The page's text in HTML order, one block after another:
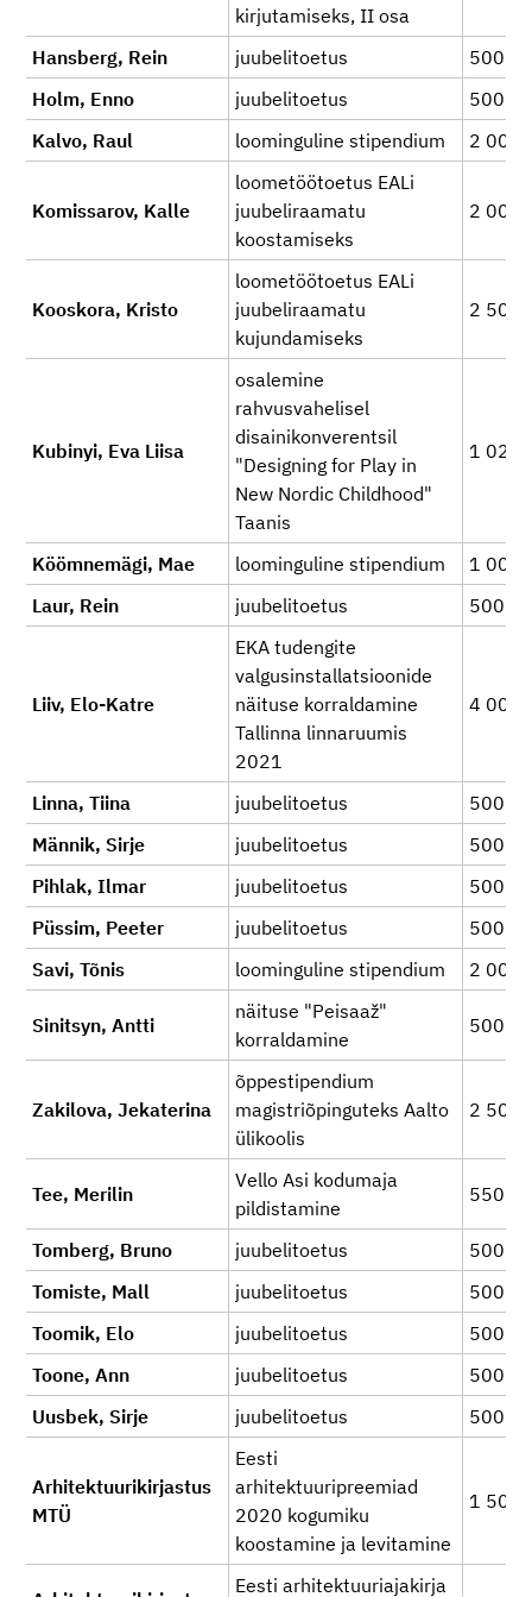
kirjutamiseks, II osa
Hansberg, Rein juubelitoetus
500
Holm, Enno
juubelitoetus
500
Kalvo, Raul
loominguline stipendium 2 000
Komissarov, Kalle
loometöötoetus EALi
juubeliraamatu
koostamiseks
2 000
Kooskora, Kristo
loometöötoetus EALi
juubeliraamatu
kujundamiseks
2 500
Kubinyi, Eva Liisa
osalemine
rahvusvahelisel
disainikonverentsil
"Designing for Play in
New Nordic Childhood"
Taanis
1 020
Köömnemägi, Mae loominguline stipendium
1 000
Laur, Rein
juubelitoetus 500
Liiv, Elo-Katre
EKA tudengite
valgusinstallatsioonide
näituse korraldamine
Tallinna linnaruumis
2021
4 000
Linna, Tiina juubelitoetus
500
Männik, Sirje
juubelitoetus
500
Pihlak, Ilmar
juubelitoetus
500
Püssim, Peeter
juubelitoetus
500
Savi, Tõnis
loominguline stipendium 2 000
Sinitsyn, Antti
näituse "Peisaaž"
korraldamine
500
Zakilova, Jekaterina
õppestipendium
magistriõpinguteks Aalto
ülikoolis
2 500
Tee, Merilin
Vello Asi kodumaja
pildistamine
550
Tomberg, Bruno juubelitoetus
500
Tomiste, Mall
juubelitoetus
500
Toomik, Elo
juubelitoetus
500
Toone, Ann
juubelitoetus
500
Uusbek, Sirje
juubelitoetus 500
Arhitektuurikirjastus
MTÜ
Eesti
arhitektuuripreemiad
2020 kogumiku
koostamine ja levitamine
1 500
Eesti arhitektuuriajakirja